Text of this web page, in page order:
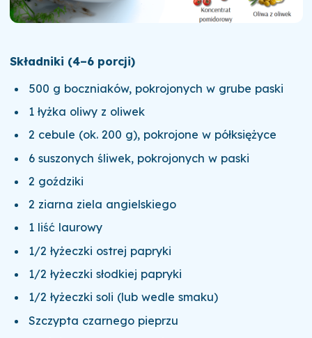
Składniki (4–6 porcji)
500 g boczniaków, pokrojonych w grube paski
1 łyżka oliwy z oliwek
2 cebule (ok. 200 g), pokrojone w półksiężyce
6 suszonych śliwek, pokrojonych w paski
2 goździki
2 ziarna ziela angielskiego
1 liść laurowy
1/2 łyżeczki ostrej papryki
1/2 łyżeczki słodkiej papryki
1/2 łyżeczki soli (lub wedle smaku)
Szczypta czarnego pieprzu